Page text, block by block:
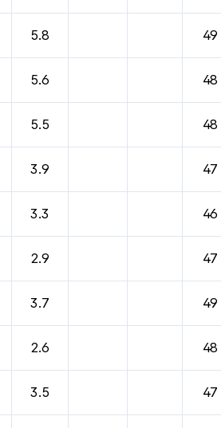
5.8 49
5.6 48
5.5 48
3.9 47
3.3 46
2.9 47
3.7 49
2.6 48
3.5 47